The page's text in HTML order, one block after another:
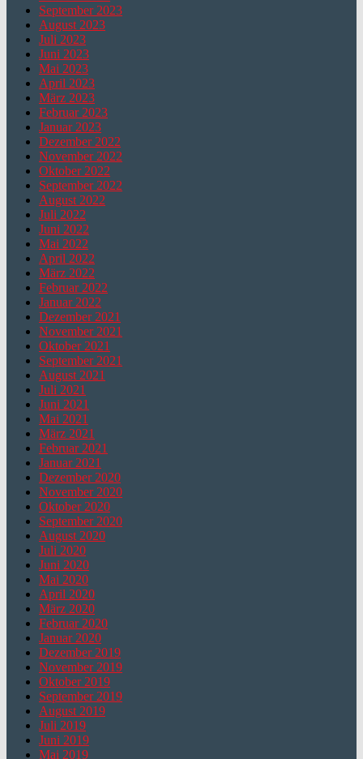
September 2023
August 2023
Juli 2023
Juni 2023
Mai 2023
April 2023
März 2023
Februar 2023
Januar 2023
Dezember 2022
November 2022
Oktober 2022
September 2022
August 2022
Juli 2022
Juni 2022
Mai 2022
April 2022
März 2022
Februar 2022
Januar 2022
Dezember 2021
November 2021
Oktober 2021
September 2021
August 2021
Juli 2021
Juni 2021
Mai 2021
März 2021
Februar 2021
Januar 2021
Dezember 2020
November 2020
Oktober 2020
September 2020
August 2020
Juli 2020
Juni 2020
Mai 2020
April 2020
März 2020
Februar 2020
Januar 2020
Dezember 2019
November 2019
Oktober 2019
September 2019
August 2019
Juli 2019
Juni 2019
Mai 2019